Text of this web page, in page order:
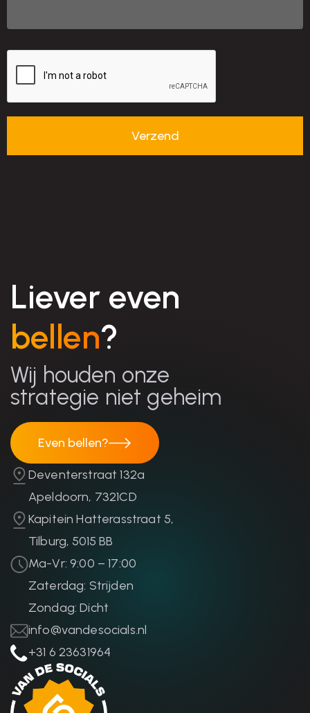
Liever even
bellen?
Wij houden onze
strategie niet geheim
Even bellen?
Deventerstraat 132a
Apeldoorn, 7321CD
Kapitein Hatterasstraat 5,
Tilburg, 5015 BB
Ma-Vr: 9:00 – 17:00
Zaterdag: Strijden
Zondag: Dicht
info@vandesocials.nl
+31 6 23631964